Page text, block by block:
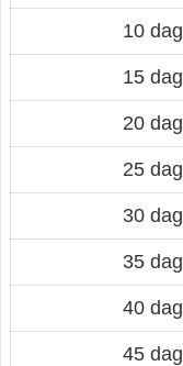
10 dag
15 dag
20 dag
25 dag
30 dag
35 dag
40 dag
45 dag